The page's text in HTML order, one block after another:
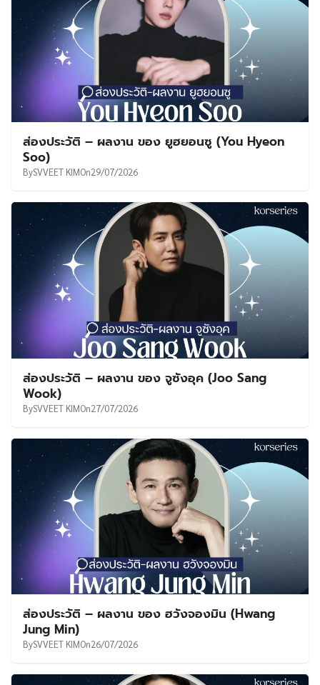
ส่องประวัติ – ผลงาน ของ ยูฮยอนซู (You Hyeon
Soo)
BySVVEET KIMOn29/07/2026
ส่องประวัติ – ผลงาน ของ จูซังอุค (Joo Sang
Wook)
BySVVEET KIMOn27/07/2026
ส่องประวัติ – ผลงาน ของ ฮวังจองมิน (Hwang
Jung Min)
BySVVEET KIMOn26/07/2026